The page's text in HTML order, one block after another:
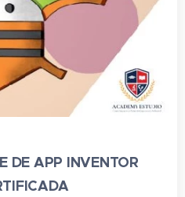
DE APP INVENTOR